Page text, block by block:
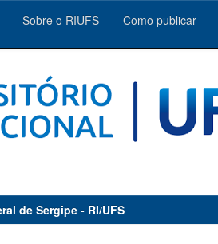
Sobre o RIUFS Como publicar
de Sergipe - RI/UFS